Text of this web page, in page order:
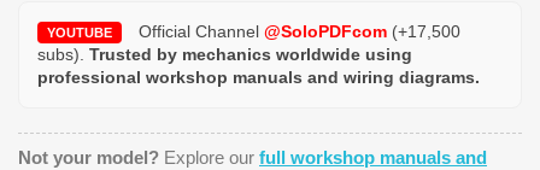
YOUTUBE Official Channel @SoloPDFcom (+17,500
subs). Trusted by mechanics worldwide using
professional workshop manuals and wiring diagrams.
Not your model? Explore our full workshop manuals and